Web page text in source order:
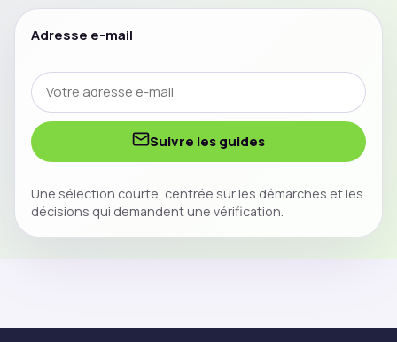
Adresse e-mail
Suivre les guides
Une sélection courte, centrée sur les démarches et les
décisions qui demandent une vérification.